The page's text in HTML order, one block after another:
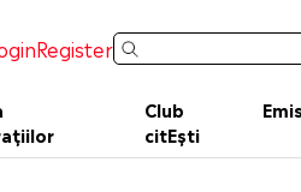
Register
Club
citEști